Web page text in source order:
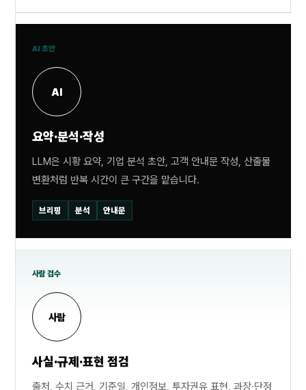
AI 초안
AI
요약·분석·작성
LLM은 시황 요약, 기업 분석 초안, 고객 안내문 작성, 산출물
변환처럼 반복 시간이 큰 구간을 맡습니다.
브리핑 분석 안내문
사람 검수
사람
사실·규제·표현 점검
출처, 수치 근거, 기준일, 개인정보, 투자권유 표현, 과장·단정